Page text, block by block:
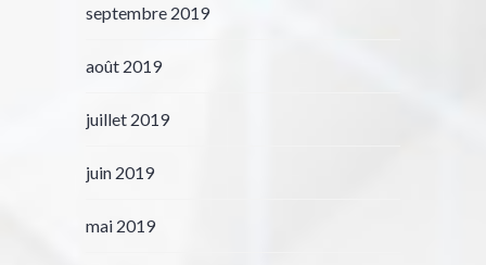
septembre 2019
août 2019
juillet 2019
juin 2019
mai 2019